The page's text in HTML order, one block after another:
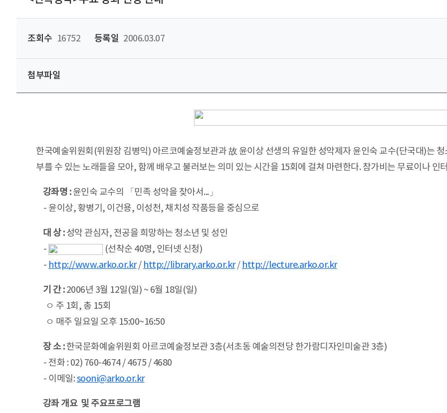
조회수 16752 등록일 2006.03.07
첨부파일
한국예술위원회(위원장 김병익) 아르코예술정보관과 故 윤이상 선생의 유일한 성악제자 윤인숙 교수(단국대)는
부를 수 있는 노래들을 모아, 함께 배우고 불러보는 의미 있는 시간을 15회에 걸쳐 마련한다. 참가비는 무료이나 인
강좌명 :윤인숙 교수의 「민족 성악을 찾아서...」
- 윤이상, 황병기, 이건용, 이성천, 채치성 작품등을 중심으로
대 상 :성악 관심자, 전공을 희망하는 청소년 및 성인
-
(선착순 40명, 인터넷 신청)
- http://www.arko.or.kr/ http://library.arko.or.kr / http://lecture.arko.or.kr
기 간 :2006년 3월 12일(일) ~ 6월 18일(일)
ㅇ 주 1회, 총 15회
ㅇ 매주 일요일 오후 15:00~16:50
장 소 :한국문화예술위원회 아르코예술정보관 3층(서초동 예술의전당 한가람디자인미술관 3층)
- 전화 : 02) 760-4674 / 4675 / 4680
- 이메일:sooni@arko.or.kr
강좌 개요 및 주요프로그램